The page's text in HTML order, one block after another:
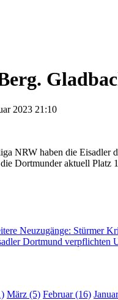
2023 21:10
NRW haben die
Dortmunder aktuell Platz
Neuzugänge: Stürmer
Dortmund verpflichten
März (5) Februar (16)